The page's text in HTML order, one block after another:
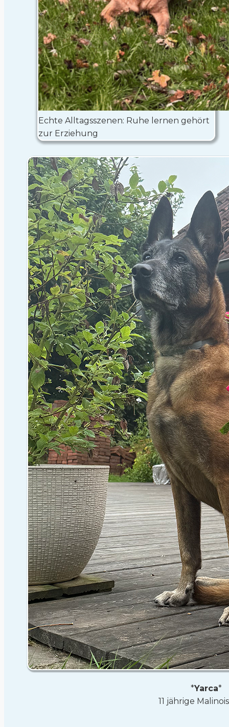
Echte Alltagsszenen: Ruhe lernen gehört
zur Erziehung
*Yarca*
11 jährige